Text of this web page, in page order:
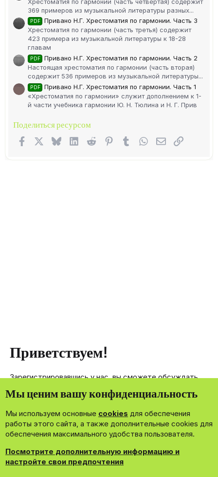
369 примеров из музыкальной литературы разных...
PDF
Привано Н.Г. Хрестоматия по гармонии. Часть 3
Хрестоматия по гармонии (часть третья) содержит
423 примера из музыкальной литературы к 18-28
главам
PDF
Привано Н.Г. Хрестоматия по гармонии. Часть 2
Настоящая хрестоматия по гармонии (часть вторая)
содержит 536 примеров из музыкальной литературы...
PDF
Привано Н.Г. Хрестоматия по гармонии. Часть 1
«Хрестоматия по гармонии» служит дополнением к 1-
й части учебника гармонии Ю. Н. Тюлина и Н. Г. Прив
Поделиться ресурсом
FacebookX (Twitter)
BlueskyLinkedIn
Reddit Pinterest
Tumblr WhatsApp
Электронная
Ссылка
Приветствуем!
Зарегистрировавшись у нас, вы сможете обсуждать,
членам нашего сообщества.
Зарегистрироваться сейчас!
Мы ценим вашу конфиденциальность
Мы используем основные cookies для обеспечения
работы этого сайта, а также дополнительные cookies для
обеспечения максимального удобства пользователя.
Посмотрите дополнительную информацию и
настройте свои предпочтения